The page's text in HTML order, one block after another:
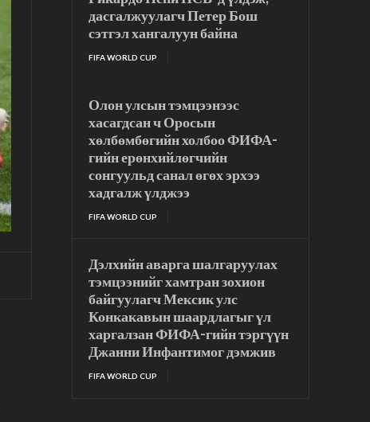
дасгалжуулагч Петер Бош
сэтгэл хангалуун байна
FIFA WORLD CUP
Олон улсын тэмцээнээс
хасагдсан ч Оросын
хөлбөмбөгийн холбоо ФИФА-
гийн ерөнхийлөгчийн
сонгуульд санал өгөх эрхээ
хадгалж үлджээ
FIFA WORLD CUP
Дэлхийн аварга шалгаруулах
тэмцээнийг хамтран зохион
байгуулагч Мексик улс
Конкакавын шаардлагыг үл
харгалзан ФИФА-гийн тэргүүн
Джанни Инфантимог дэмжив
FIFA WORLD CUP